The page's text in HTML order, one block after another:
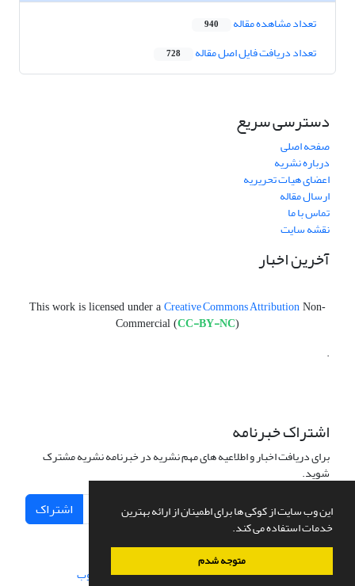
این وب سایت از کوکی ها برای اطمینان از ارائه بهترین
خدمات استفاده می کند.
متوجه شدم
تعداد مشاهده مقاله 940
تعداد دریافت فایل اصل مقاله 728
دسترسی سریع
صفحه اصلی
درباره نشریه
اعضای هیات تحریریه
ارسال مقاله
تماس با ما
نقشه سایت
آخرین اخبار
This work is licensed under a Creative Commons Attribution Non-
Commercial (CC-BY-NC)
.
اشتراک خبرنامه
برای دریافت اخبار و اطلاعیه های مهم نشریه در خبرنامه نشریه مشترک
شوید.
اشتراک
سامانه مدیریت نشریات علمی.طراحی و پیاده سازی از سیناوب